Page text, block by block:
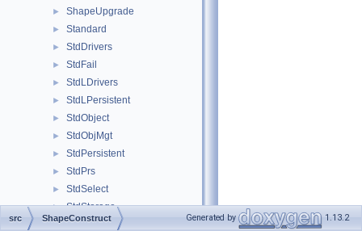
► ShapeUpgrade
► Standard
► StdDrivers
► StdFail
► StdLDrivers
► StdLPersistent
► StdObject
► StdObjMgt
► StdPersistent
► StdPrs
► StdSelect
► StdStorage
► StepAP203
src ShapeConstruct Generated by 1.13.2